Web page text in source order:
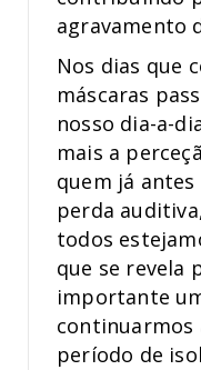
agravamento
Nos dias que
máscaras
nosso dia-a-
mais a
quem já
perda
todos
que se revela
importante
continuarmos
período de